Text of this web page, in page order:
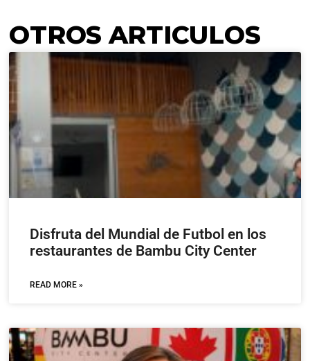
OTROS ARTICULOS
Disfruta del Mundial de Futbol en los
restaurantes de Bambu City Center
READ MORE »